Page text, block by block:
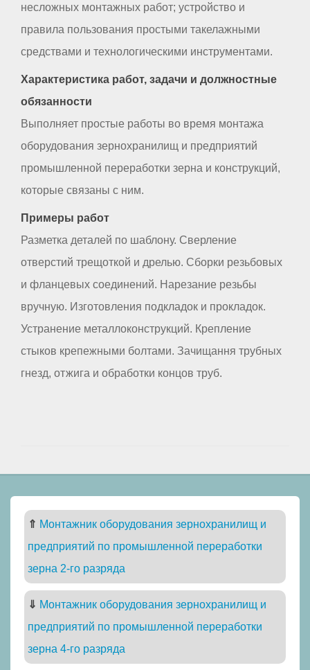
несложных монтажных работ; устройство и
правила пользования простыми такелажными
средствами и технологическими инструментами.
Характеристика работ, задачи и должностные
обязанности
Выполняет простые работы во время монтажа
оборудования зернохранилищ и предприятий
промышленной переработки зерна и конструкций,
которые связаны с ним.
Примеры работ
Разметка деталей по шаблону. Сверление
отверстий трещоткой и дрелью. Сборки резьбовых
и фланцевых соединений. Нарезание резьбы
вручную. Изготовления подкладок и прокладок.
Устранение металлоконструкций. Крепление
стыков крепежными болтами. Зачищання трубных
гнезд, отжига и обработки концов труб.
⇑ Монтажник оборудования зернохранилищ и
предприятий по промышленной переработки
зерна 2-го разряда
⇓ Монтажник оборудования зернохранилищ и
предприятий по промышленной переработки
зерна 4-го разряда